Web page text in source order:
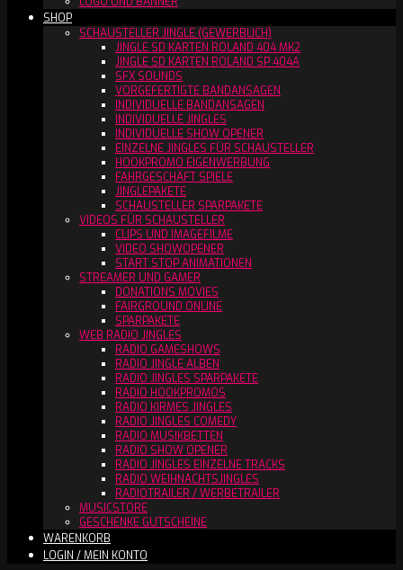
SHOP
SCHAUSTELLER JINGLE (GEWERBLICH)
JINGLE SD KARTEN ROLAND 404 MK2
JINGLE SD KARTEN ROLAND SP 404A
SFX SOUNDS
VORGEFERTIGTE BANDANSAGEN
INDIVIDUELLE BANDANSAGEN
INDIVIDUELLE JINGLES
INDIVIDUELLE SHOW OPENER
EINZELNE JINGLES FÜR SCHAUSTELLER
HOOKPROMO EIGENWERBUNG
FAHRGESCHÄFT SPIELE
JINGLEPAKETE
SCHAUSTELLER SPARPAKETE
VIDEOS FÜR SCHAUSTELLER
CLIPS UND IMAGEFILME
VIDEO SHOWOPENER
START STOP ANIMATIONEN
STREAMER UND GAMER
DONATIONS MOVIES
FAIRGROUND ONLINE
SPARPAKETE
WEB RADIO JINGLES
RADIO GAMESHOWS
RADIO JINGLE ALBEN
RADIO JINGLES SPARPAKETE
RADIO HOOKPROMOS
RADIO KIRMES JINGLES
RADIO JINGLES COMEDY
RADIO MUSIKBETTEN
RADIO SHOW OPENER
RADIO JINGLES EINZELNE TRACKS
RADIO WEIHNACHTSJINGLES
RADIOTRAILER / WERBETRAILER
MUSICSTORE
GESCHENKE GUTSCHEINE
WARENKORB
LOGIN / MEIN KONTO